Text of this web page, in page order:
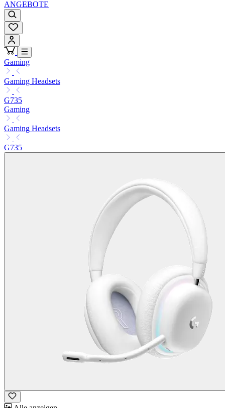
ANGEBOTE
Gaming
Gaming Headsets
G735
Gaming
Gaming Headsets
G735